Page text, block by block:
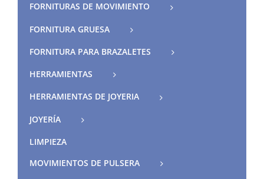
FORNITURAS DE MOVIMIENTO
FORNITURA GRUESA
FORNITURA PARA BRAZALETES
HERRAMIENTAS
HERRAMIENTAS DE JOYERIA
JOYERÍA
LIMPIEZA
MOVIMIENTOS DE PULSERA